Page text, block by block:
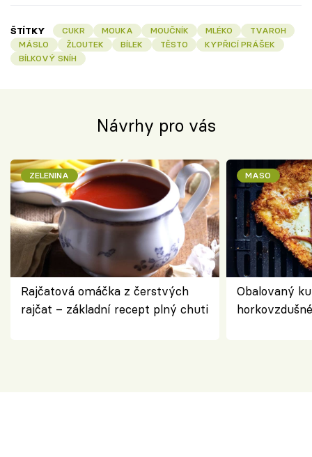
ŠTÍTKY CUKR MOUKA MOUČNÍK MLÉKO
TVAROH
MÁSLO
ŽLOUTEK BÍLEK TĚSTO
KYPŘICÍ PRÁŠEK
BÍLKOVÝ SNÍH
Návrhy pro vás
ZELENINA
Rajčatová omáčka z čerstvých
rajčat – základní recept plný chuti
MASO
Obalovaný